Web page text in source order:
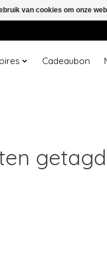
Cadeaubon
van cookies om onze